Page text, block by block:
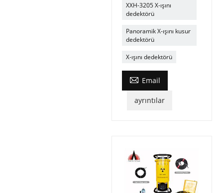
XXH-3205 X-ışını
dedektörü
Panoramik X-ışını kusur
dedektörü
X-ışını dedektörü
 Email
ayrıntılar